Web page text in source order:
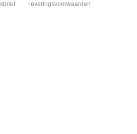
leveringsvoorwaarden